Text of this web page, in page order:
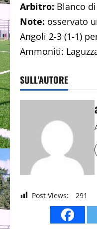
Arbitro: Blanco
Note: osservato
Angoli 2-3 (1-1)
Ammoniti:
SULL'AUTORE
Post Views: 291